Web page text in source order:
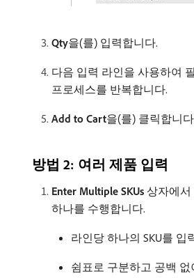
Qty​을(를) 입력합니다.
다음 입력 라인을 사용하여
프로세스를 반복합니다.
Add to Cart을(를) 클릭합니
방법 2: 여러 제품 입력
Enter Multiple SKUs 상자에서
하나를 수행합니다.
라인당 하나의 SKU를 입
쉼표로 구분하고 공백